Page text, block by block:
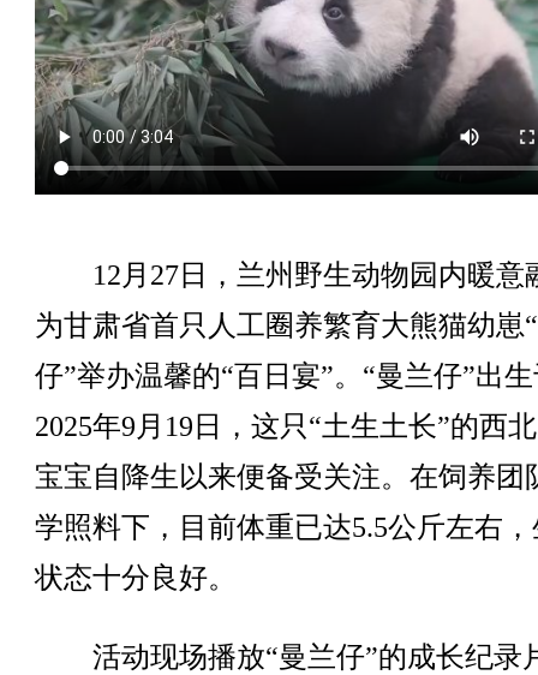
12月27日，兰州野生动物园内暖意
为甘肃省首只人工圈养繁育大熊猫幼崽
仔”举办温馨的“百日宴”。“曼兰仔”出
2025年9月19日，这只“土生土长”的西
宝宝自降生以来便备受关注。在饲养团
学照料下，目前体重已达5.5公斤左右
状态十分良好。
活动现场播放“曼兰仔”的成长纪录